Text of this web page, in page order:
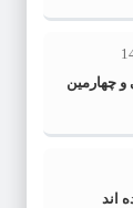
چهارمین
اند